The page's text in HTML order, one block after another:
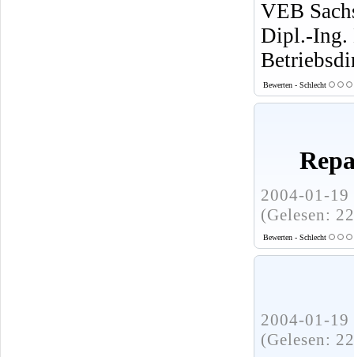
VEB
Dipl.-Ing.
Bewerten - Schlecht
2004-01-
(Gelesen:
Bewerten - Schlecht
2004-01-
(Gelesen: